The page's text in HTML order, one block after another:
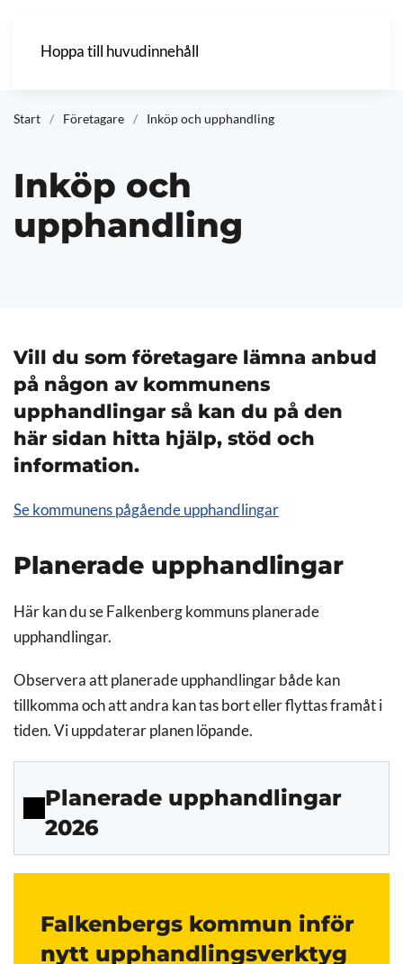
Hoppa till huvudinnehåll
Start Företagare Inköp och upphandling
Inköp och
upphandling
Vill du som företagare lämna anbud
på någon av kommunens
upphandlingar så kan du på den
här sidan hitta hjälp, stöd och
information.
Se kommunens pågående upphandlingar
Planerade upphandlingar
Här kan du se Falkenberg kommuns planerade
upphandlingar.
Observera att planerade upphandlingar både kan
tillkomma och att andra kan tas bort eller flyttas framåt i
tiden. Vi uppdaterar planen löpande.
Planerade upphandlingar
2026
Falkenbergs kommun inför
nytt upphandlingsverktyg